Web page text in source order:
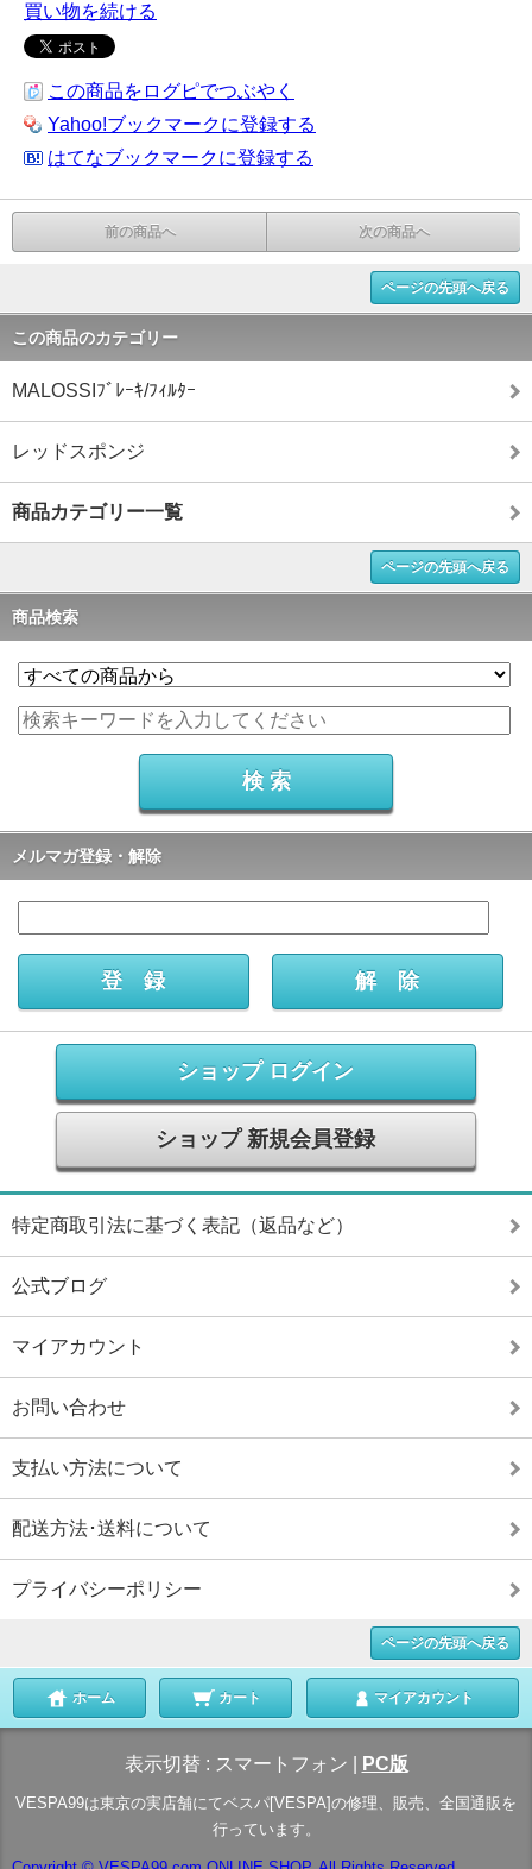
買い物を続ける
この商品をログピでつぶやく
Yahoo!ブックマークに登録する
はてなブックマークに登録する
前の商品へ 次の商品へ
ページの先頭へ戻る
この商品のカテゴリー
MALOSSIﾌﾞﾚｰｷ/ﾌｨﾙﾀｰ
レッドスポンジ
商品カテゴリー一覧
ページの先頭へ戻る
商品検索
メルマガ登録・解除
ショップ ログイン
ショップ 新規会員登録
特定商取引法に基づく表記（返品など）
公式ブログ
マイアカウント
お問い合わせ
支払い方法について
配送方法･送料について
プライバシーポリシー
ページの先頭へ戻る
ホーム カート マイアカウント
表示切替 : スマートフォン PC版
VESPA99は東京の実店舗にてベスパ[VESPA]の修理、販売、全国通販を
行っています。